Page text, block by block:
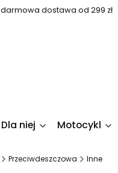
darmowa dostawa od 299 zł
Dla niej Motocykl
Przeciwdeszczowa Inne